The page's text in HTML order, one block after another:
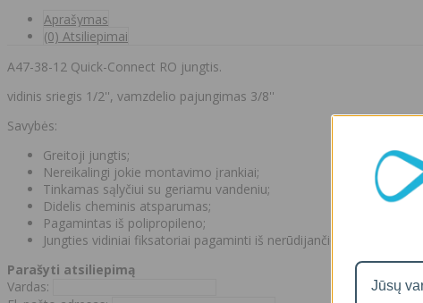
Aprašymas
(0) Atsiliepimai
A47-38-12 Quick-Connect RO jungtis.
vidinis sriegis 1/2'', vamzdelio pajungimas 3/8''
Savybės:
Greitoji jungtis;
Nereikalingi jokie montavimo įrankiai;
Tinkamas sąlyčiui su geriamu vandeniu;
Didelis cheminis atsparumas;
Pagamintas iš polipropileno;
Jungties vidiniai fiksatoriai pagaminti iš nerūdijančio plieno;
Parašyti atsiliepimą
Vardas: